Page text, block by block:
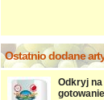
Ostatnio dodane
Odkryj